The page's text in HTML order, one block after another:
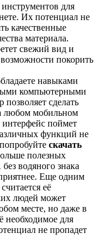
для
Их потенциал не
качественные
материала.
свежий вид и
возможности покорить
навыками
компьютерными
сделать
любом мобильном
поймет
функций не
скачать
полезных
водяного знака
Еще одним
её
людей может
месте, но даже в
необходимое для
не пропадет